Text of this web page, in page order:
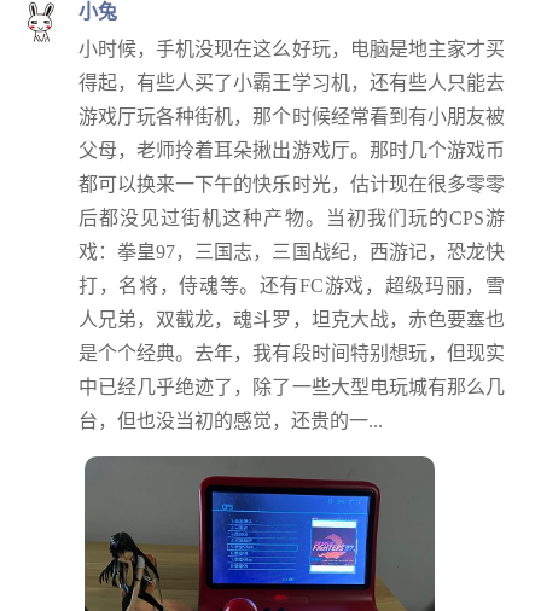
小兔
小时候，手机没现在这么好玩，电脑是地主家才买
得起，有些人买了小霸王学习机，还有些人只能去
游戏厅玩各种街机，那个时候经常看到有小朋友被
父母，老师拎着耳朵揪出游戏厅。那时几个游戏币
都可以换来一下午的快乐时光，估计现在很多零零
后都没见过街机这种产物。当初我们玩的CPS游
戏：拳皇97，三国志，三国战纪，西游记，恐龙快
打，名将，侍魂等。还有FC游戏，超级玛丽，雪
人兄弟，双截龙，魂斗罗，坦克大战，赤色要塞也
是个个经典。去年，我有段时间特别想玩，但现实
中已经几乎绝迹了，除了一些大型电玩城有那么几
台，但也没当初的感觉，还贵的一...